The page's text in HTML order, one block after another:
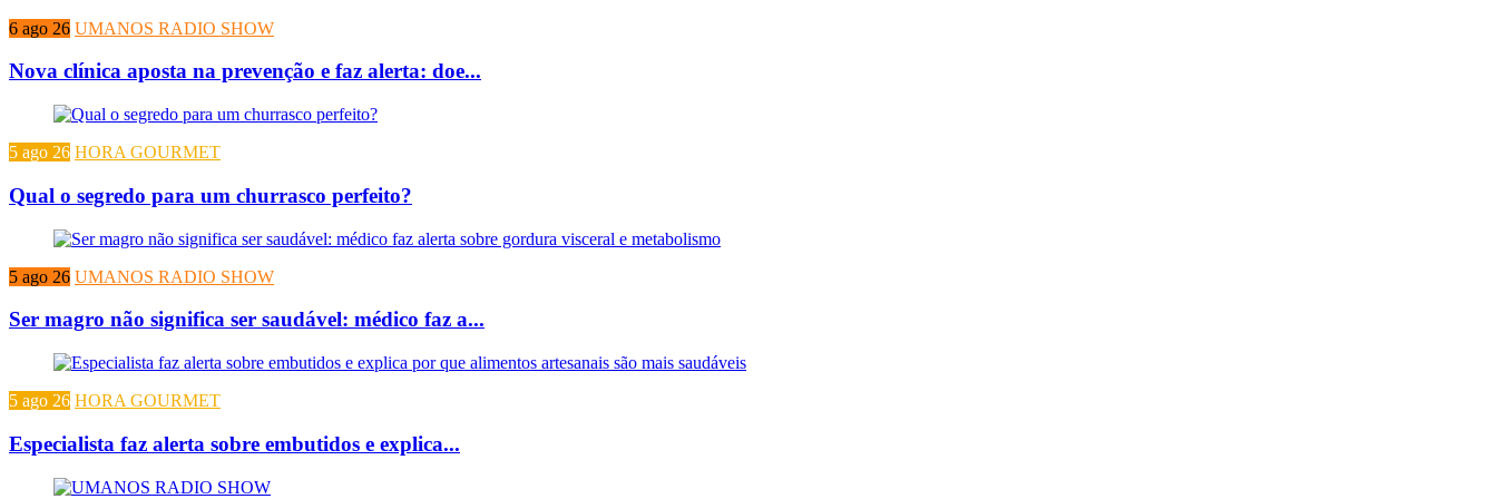
6 ago 26 UMANOS RADIO SHOW
Nova clínica aposta na prevenção e faz alerta: doe...
5 ago 26 HORA GOURMET
Qual o segredo para um churrasco perfeito?
5 ago 26 UMANOS RADIO SHOW
Ser magro não significa ser saudável: médico faz a...
5 ago 26 HORA GOURMET
Especialista faz alerta sobre embutidos e explica...